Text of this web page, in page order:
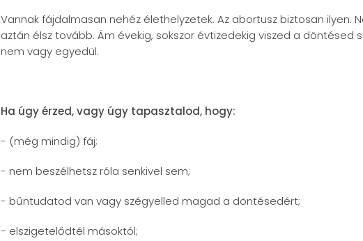
Vannak fájdalmasan nehéz élethelyzetek. Az abortusz biztosan ilyen.
aztán élsz tovább. Ám évekig, sokszor évtizedekig viszed a döntésed
nem vagy egyedül.
Ha úgy érzed, vagy úgy tapasztalod, hogy:
- (még mindig) fáj;
- nem beszélhetsz róla senkivel sem;
- bűntudatod van vagy szégyelled magad a döntésedért;
- elszigetelődtél másoktól;